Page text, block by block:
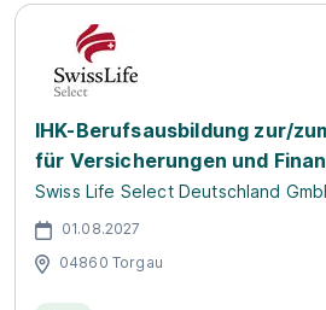
IHK-Berufsausbildung zur/
für Versicherungen und
Swiss Life Select Deutschland
01.08.2027
04860 Torgau